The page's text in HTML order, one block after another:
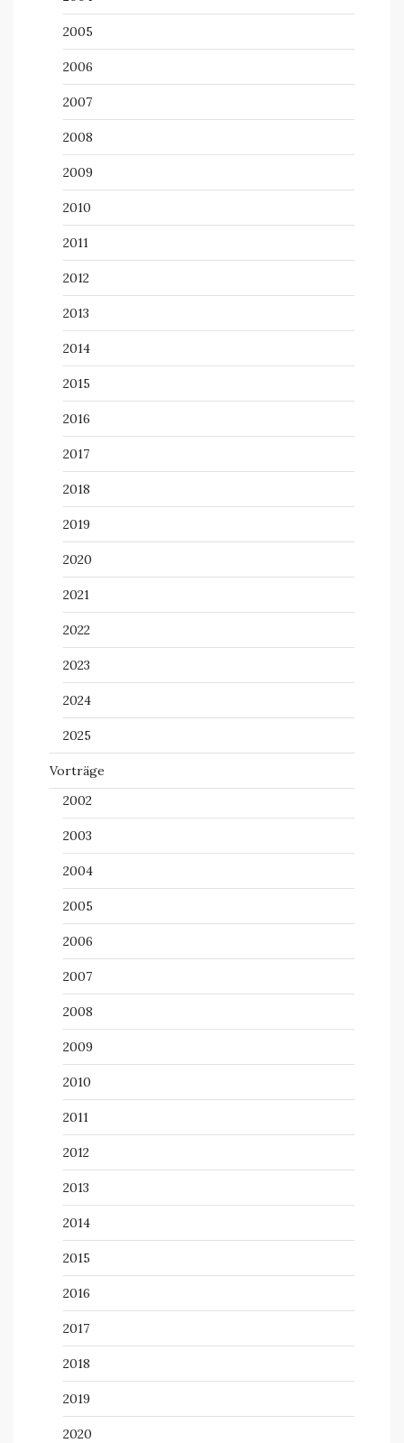
2005
2006
2007
2008
2009
2010
2011
2012
2013
2014
2015
2016
2017
2018
2019
2020
2021
2022
2023
2024
2025
Vorträge
2002
2003
2004
2005
2006
2007
2008
2009
2010
2011
2012
2013
2014
2015
2016
2017
2018
2019
2020